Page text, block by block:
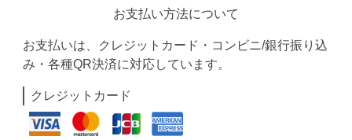
お支払い方法について
お支払いは、クレジットカード・コンビニ/銀行振り込
み・各種QR決済に対応しています。
クレジットカード